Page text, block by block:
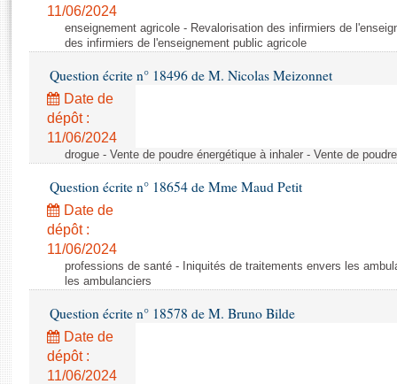
Rapports d'information
Rapports législatifs
Rapports sur l'application des lois
Baromètre de l’application des lois
Dossiers législatifs
Budget et sécurité sociale
Questions écrites et orales
Comptes rendus des débats
Anciennes législatures
Liens vers les sites publics
11/06/2024
enseignement agricole - Revalorisation des infirmiers de
des infirmiers de l'enseignement public agricole
Question écrite n° 18496 de M. Nicolas Meizonnet
Date de
dépôt :
11/06/2024
drogue - Vente de poudre énergétique à inhaler - Vente de
Question écrite n° 18654 de Mme Maud Petit
Date de
dépôt :
11/06/2024
professions de santé - Iniquités de traitements envers les
les ambulanciers
Question écrite n° 18578 de M. Bruno Bilde
Date de
dépôt :
11/06/2024